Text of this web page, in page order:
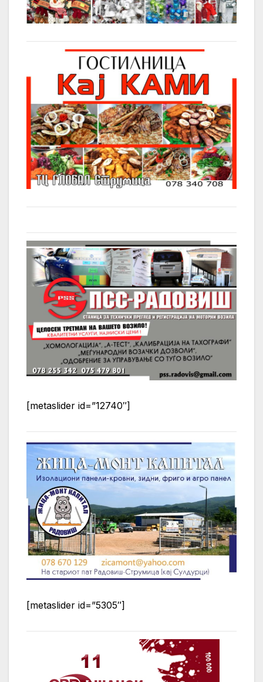
[metaslider id=”12740″]
[metaslider id=”5305″]